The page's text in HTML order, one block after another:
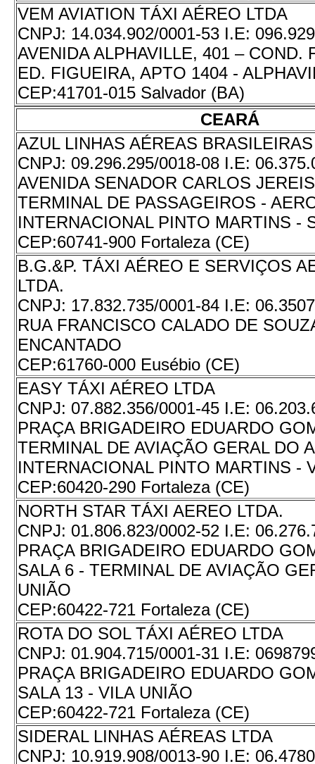
VEM AVIATION TÁXI AÉREO LTDA
CNPJ: 14.034.902/0001-53 I.E:
AVENIDA ALPHAVILLE, 401 – COND.
ED. FIGUEIRA, APTO 1404 -
CEP:41701-015 Salvador (BA)
CEARÁ
AZUL LINHAS AÉREAS
CNPJ: 09.296.295/0018-08 I.E:
AVENIDA SENADOR CARLOS
TERMINAL DE PASSAGEIROS -
INTERNACIONAL PINTO MARTINS -
CEP:60741-900 Fortaleza (CE)
B.G.&P. TÁXI AÉREO E SERVIÇOS
LTDA.
CNPJ: 17.832.735/0001-84 I.E:
RUA FRANCISCO CALADO DE
ENCANTADO
CEP:61760-000 Eusébio (CE)
EASY TÁXI AÉREO LTDA
CNPJ: 07.882.356/0001-45 I.E:
PRAÇA BRIGADEIRO EDUARDO
TERMINAL DE AVIAÇÃO GERAL DO
INTERNACIONAL PINTO MARTINS -
CEP:60420-290 Fortaleza (CE)
NORTH STAR TÁXI AEREO LTDA.
CNPJ: 01.806.823/0002-52 I.E:
PRAÇA BRIGADEIRO EDUARDO
SALA 6 - TERMINAL DE AVIAÇÃO
UNIÃO
CEP:60422-721 Fortaleza (CE)
ROTA DO SOL TÁXI AÉREO LTDA
CNPJ: 01.904.715/0001-31 I.E:
PRAÇA BRIGADEIRO EDUARDO
SALA 13 - VILA UNIÃO
CEP:60422-721 Fortaleza (CE)
SIDERAL LINHAS AÉREAS LTDA
CNPJ: 10.919.908/0013-90 I.E: